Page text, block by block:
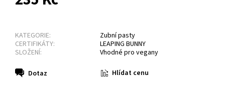
KATEGORIE:
Zubní pasty
CERTIFIKÁTY:
LEAPING BUNNY
SLOŽENÍ:
Vhodné pro vegany
Dotaz Hlídat cenu